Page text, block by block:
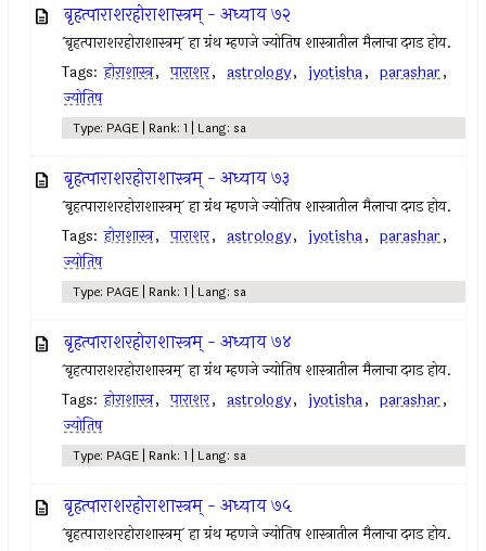
बृहत्पाराशरहोराशास्त्रम् - अध्याय ७२
`बृहत्पाराशरहोराशास्त्रम्` हा ग्रंथ म्हणजे ज्योतिष शास्त्रातील मैलाचा दगड होय.
Tags: होराशास्त्र, पाराशर, astrology, jyotisha, parashar,
ज्योतिष
Type: PAGE | Rank: 1 | Lang: sa
बृहत्पाराशरहोराशास्त्रम् - अध्याय ७३
`बृहत्पाराशरहोराशास्त्रम्` हा ग्रंथ म्हणजे ज्योतिष शास्त्रातील मैलाचा दगड होय.
Tags: होराशास्त्र, पाराशर, astrology, jyotisha, parashar,
ज्योतिष
Type: PAGE | Rank: 1 | Lang: sa
बृहत्पाराशरहोराशास्त्रम् - अध्याय ७४
`बृहत्पाराशरहोराशास्त्रम्` हा ग्रंथ म्हणजे ज्योतिष शास्त्रातील मैलाचा दगड होय.
Tags: होराशास्त्र, पाराशर, astrology, jyotisha, parashar,
ज्योतिष
Type: PAGE | Rank: 1 | Lang: sa
बृहत्पाराशरहोराशास्त्रम् - अध्याय ७५
`बृहत्पाराशरहोराशास्त्रम्` हा ग्रंथ म्हणजे ज्योतिष शास्त्रातील मैलाचा दगड होय.